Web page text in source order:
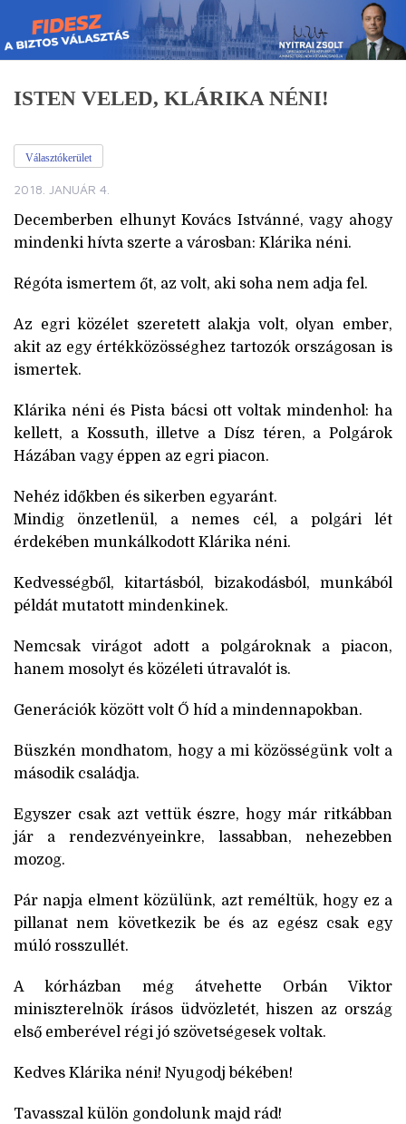
Skip
to
content
ISTEN VELED, KLÁRIKA NÉNI!
Választókerület
2018. JANUÁR 4.
Decemberben elhunyt Kovács Istvánné, vagy ahogy
mindenki hívta szerte a városban: Klárika néni.
Régóta ismertem őt, az volt, aki soha nem adja fel.
Az egri közélet szeretett alakja volt, olyan ember,
akit az egy értékközösséghez tartozók országosan is
ismertek.
Klárika néni és Pista bácsi ott voltak mindenhol: ha
kellett, a Kossuth, illetve a Dísz téren, a Polgárok
Házában vagy éppen az egri piacon.
Nehéz időkben és sikerben egyaránt.
Mindig önzetlenül, a nemes cél, a polgári lét
érdekében munkálkodott Klárika néni.
Kedvességből, kitartásból, bizakodásból, munkából
példát mutatott mindenkinek.
Nemcsak virágot adott a polgároknak a piacon,
hanem mosolyt és közéleti útravalót is.
Generációk között volt Ő híd a mindennapokban.
Büszkén mondhatom, hogy a mi közösségünk volt a
második családja.
Egyszer csak azt vettük észre, hogy már ritkábban
jár a rendezvényeinkre, lassabban, nehezebben
mozog.
Pár napja elment közülünk, azt reméltük, hogy ez a
pillanat nem következik be és az egész csak egy
múló rosszullét.
A kórházban még átvehette Orbán Viktor
miniszterelnök írásos üdvözletét, hiszen az ország
első emberével régi jó szövetségesek voltak.
Kedves Klárika néni! Nyugodj békében!
Tavasszal külön gondolunk majd rád!